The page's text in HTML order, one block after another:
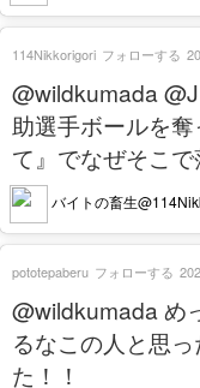
@wildkumada
助選手ボールを
て』でなぜそこ
バイトの畜生
114Nikkorigori フォローする
@wildkumada め
るなこの人と思
た！！
pototepaberu フォローする